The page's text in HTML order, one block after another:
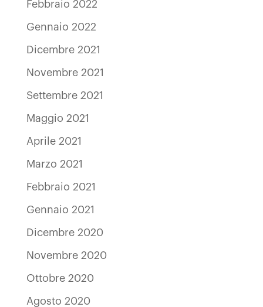
Febbraio 2022
Gennaio 2022
Dicembre 2021
Novembre 2021
Settembre 2021
Maggio 2021
Aprile 2021
Marzo 2021
Febbraio 2021
Gennaio 2021
Dicembre 2020
Novembre 2020
Ottobre 2020
Agosto 2020